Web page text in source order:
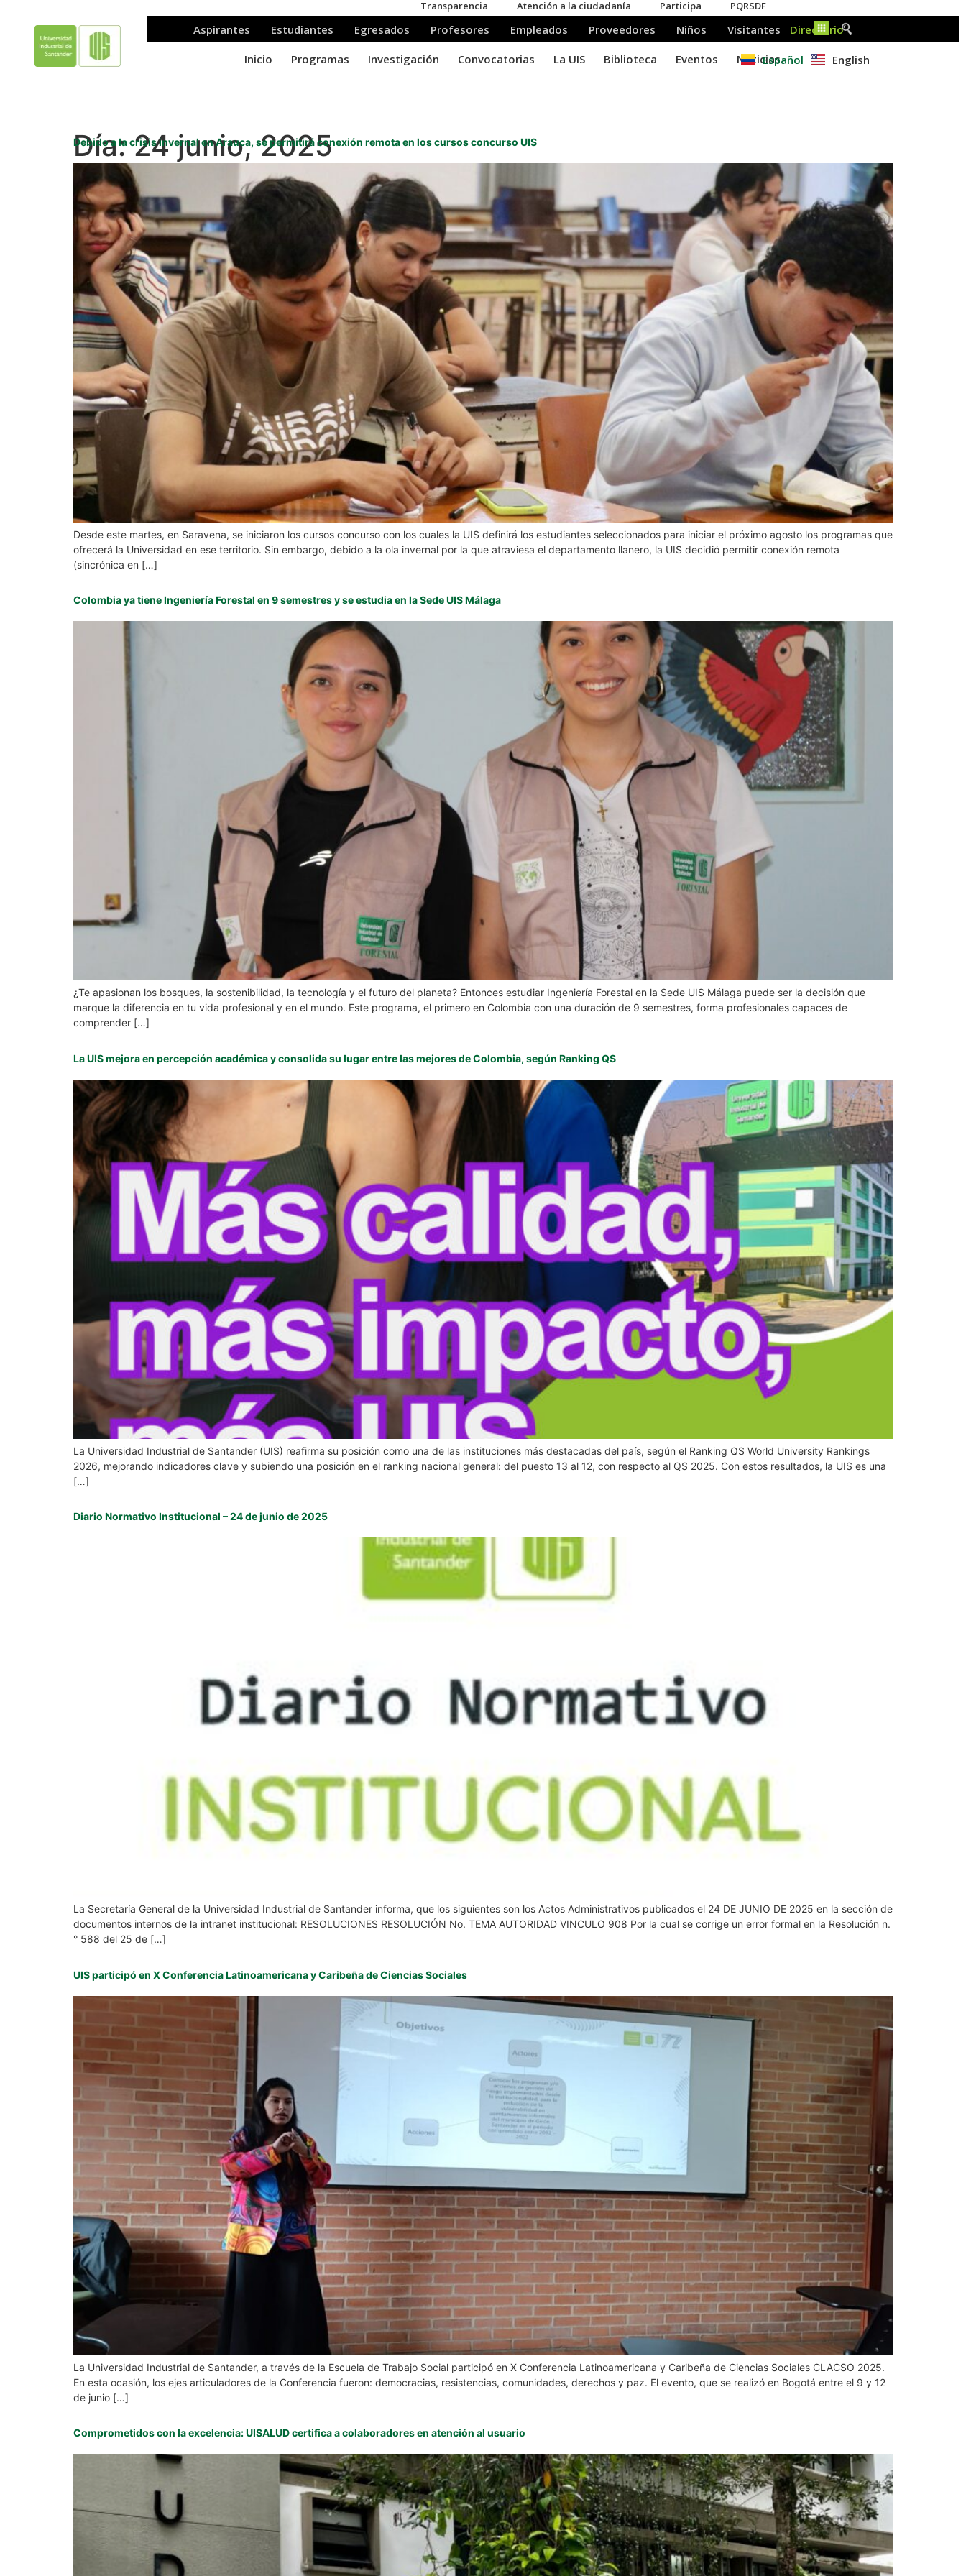
Español English
Día:24 junio, 2025
Debido a la crisis invernal en Arauca, se permitirá conexión remota en los cursos concurso UIS
Desde este martes, en Saravena, se iniciaron los cursos concurso con los cuales la UIS definirá los estudiantes seleccionados para iniciar el próximo agosto los programas que
ofrecerá la Universidad en ese territorio. Sin embargo, debido a la ola invernal por la que atraviesa el departamento llanero, la UIS decidió permitir conexión remota
(sincrónica en […]
Colombia ya tiene Ingeniería Forestal en 9 semestres y se estudia en la Sede UIS Málaga
¿Te apasionan los bosques, la sostenibilidad, la tecnología y el futuro del planeta? Entonces estudiar Ingeniería Forestal en la Sede UIS Málaga puede ser la decisión que
marque la diferencia en tu vida profesional y en el mundo. Este programa, el primero en Colombia con una duración de 9 semestres, forma profesionales capaces de
comprender […]
La UIS mejora en percepción académica y consolida su lugar entre las mejores de Colombia, según Ranking QS
La Universidad Industrial de Santander (UIS) reafirma su posición como una de las instituciones más destacadas del país, según el Ranking QS World University Rankings
2026, mejorando indicadores clave y subiendo una posición en el ranking nacional general: del puesto 13 al 12, con respecto al QS 2025. Con estos resultados, la UIS es una
[…]
Diario Normativo Institucional – 24 de junio de 2025
La Secretaría General de la Universidad Industrial de Santander informa, que los siguientes son los Actos Administrativos publicados el 24 DE JUNIO DE 2025 en la sección de
documentos internos de la intranet institucional: RESOLUCIONES RESOLUCIÓN No. TEMA AUTORIDAD VINCULO 908 Por la cual se corrige un error formal en la Resolución n.
° 588 del 25 de […]
UIS participó en X Conferencia Latinoamericana y Caribeña de Ciencias Sociales
La Universidad Industrial de Santander, a través de la Escuela de Trabajo Social participó en X Conferencia Latinoamericana y Caribeña de Ciencias Sociales CLACSO 2025.
En esta ocasión, los ejes articuladores de la Conferencia fueron: democracias, resistencias, comunidades, derechos y paz. El evento, que se realizó en Bogotá entre el 9 y 12
de junio […]
Comprometidos con la excelencia: UISALUD certifica a colaboradores en atención al usuario